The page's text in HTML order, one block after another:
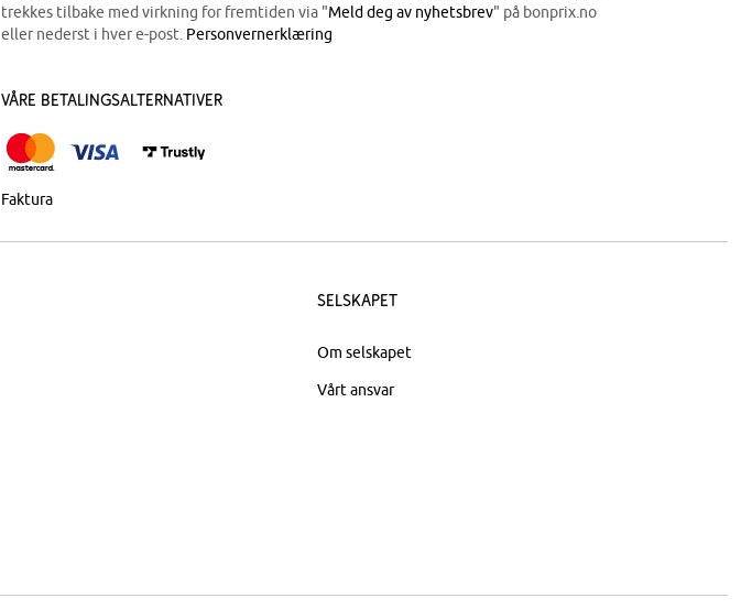
trekkes tilbake med virkning for fremtiden via "Meld deg av nyhetsbrev" på bonprix.no
eller nederst i hver e-post. Personvernerklæring
Våre betalingsalternativer
Faktura
Selskapet
Om selskapet
Vårt ansvar